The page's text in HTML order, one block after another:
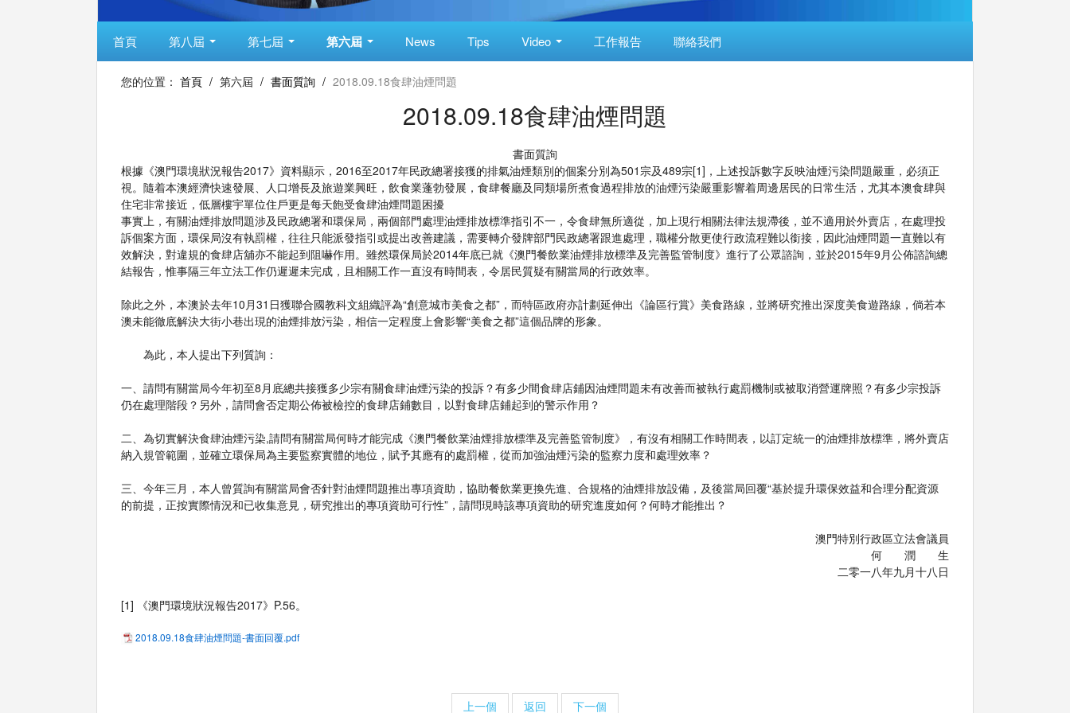
首頁 第八屆 第七屆 第六屆 News Tips Video 工作報告 聯絡我們
您的位置： 首頁 / 第六屆 / 書面質詢 / 2018.09.18食肆油煙問題
2018.09.18食肆油煙問題
書面質詢
根據《澳門環境狀況報告2017》資料顯示，2016至2017年民政總署接獲的排氣油煙類別的個案分別為501宗及489宗[1]，上述投訴數字反映油煙污染問題嚴重，必須正
視。隨着本澳經濟快速發展、人口增長及旅遊業興旺，飲食業蓬勃發展，食肆餐廳及同類場所煮食過程排放的油煙污染嚴重影響着周邊居民的日常生活，尤其本澳食肆與
住宅非常接近，低層樓宇單位住戶更是每天飽受食肆油煙問題困擾
事實上，有關油煙排放問題涉及民政總署和環保局，兩個部門處理油煙排放標準指引不一，令食肆無所適從，加上現行相關法律法規滯後，並不適用於外賣店，在處理投
訴個案方面，環保局沒有執罰權，往往只能派發指引或提出改善建議，需要轉介發牌部門民政總署跟進處理，職權分散更使行政流程難以銜接，因此油煙問題一直難以有
效解決，對違規的食肆店舖亦不能起到阻嚇作用。雖然環保局於2014年底已就《澳門餐飲業油煙排放標準及完善監管制度》進行了公眾諮詢，並於2015年9月公佈諮詢總
結報告，惟事隔三年立法工作仍遲遲未完成，且相關工作一直沒有時間表，令居民質疑有關當局的行政效率。
除此之外，本澳於去年10月31日獲聯合國教科文組織評為“創意城市美食之都”，而特區政府亦計劃延伸出《論區行賞》美食路線，並將研究推出深度美食遊路線，倘若本
澳未能徹底解決大街小巷出現的油煙排放污染，相信一定程度上會影響“美食之都”這個品牌的形象。
為此，本人提出下列質詢：
一、請問有關當局今年初至8月底總共接獲多少宗有關食肆油煙污染的投訴？有多少間食肆店鋪因油煙問題未有改善而被執行處罰機制或被取消營運牌照？有多少宗投訴
仍在處理階段？另外，請問會否定期公佈被檢控的食肆店鋪數目，以對食肆店鋪起到的警示作用？
二、為切實解決食肆油煙污染,請問有關當局何時才能完成《澳門餐飲業油煙排放標準及完善監管制度》，有沒有相關工作時間表，以訂定統一的油煙排放標準，將外賣店
納入規管範圍，並確立環保局為主要監察實體的地位，賦予其應有的處罰權，從而加強油煙污染的監察力度和處理效率？
三、今年三月，本人曾質詢有關當局會否針對油煙問題推出專項資助，協助餐飲業更換先進、合規格的油煙排放設備，及後當局回覆“基於提升環保效益和合理分配資源
的前提，正按實際情況和已收集意見，研究推出的專項資助可行性”，請問現時該專項資助的研究進度如何？何時才能推出？
澳門特別行政區立法會議員
何 潤 生
二零一八年九月十八日
[1] 《澳門環境狀況報告2017》P.56。
2018.09.18食肆油煙問題-書面回覆.pdf
上一個 返回 下一個